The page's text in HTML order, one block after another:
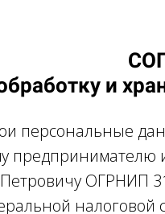
и
персональные
ОГРНИП